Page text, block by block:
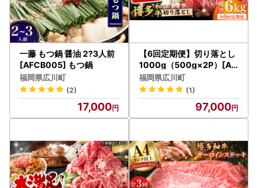
一藤 もつ鍋 醤油 2?3人前
[AFCB005] もつ鍋
福岡県広川町
(2)
17,000
【6回定期便】切り落とし
1000g（500g×2P）[AF
BO079]
福岡県広川町
(1)
97,000